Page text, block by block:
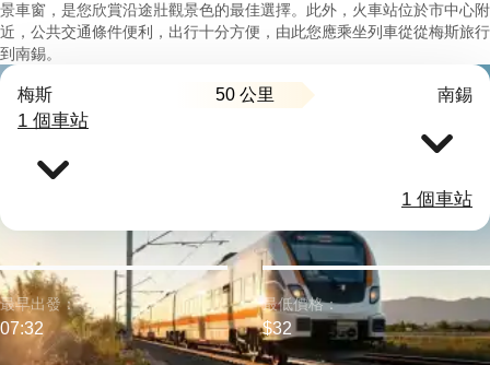
景車窗，是您欣賞沿途壯觀景色的最佳選擇。此外，火車站位於市中心附
近，公共交通條件便利，出行十分方便，由此您應乘坐列車從從梅斯旅行
到南錫。
梅斯 50 公里 南錫
1 個車站
1 個車站
最早出發：
07:32
最低價格：
$32